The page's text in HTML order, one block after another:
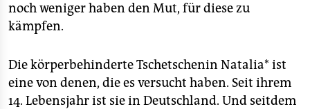
noch weniger haben den Mut, für diese zu
kämpfen.
Die körperbehinderte Tschetschenin Natalia* ist
eine von denen, die es versucht haben. Seit ihrem
14. Lebensjahr ist sie in Deutschland. Und seitdem